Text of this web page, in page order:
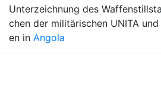
Unterzeichnung des
chen der militärischen UNITA
en in Angola